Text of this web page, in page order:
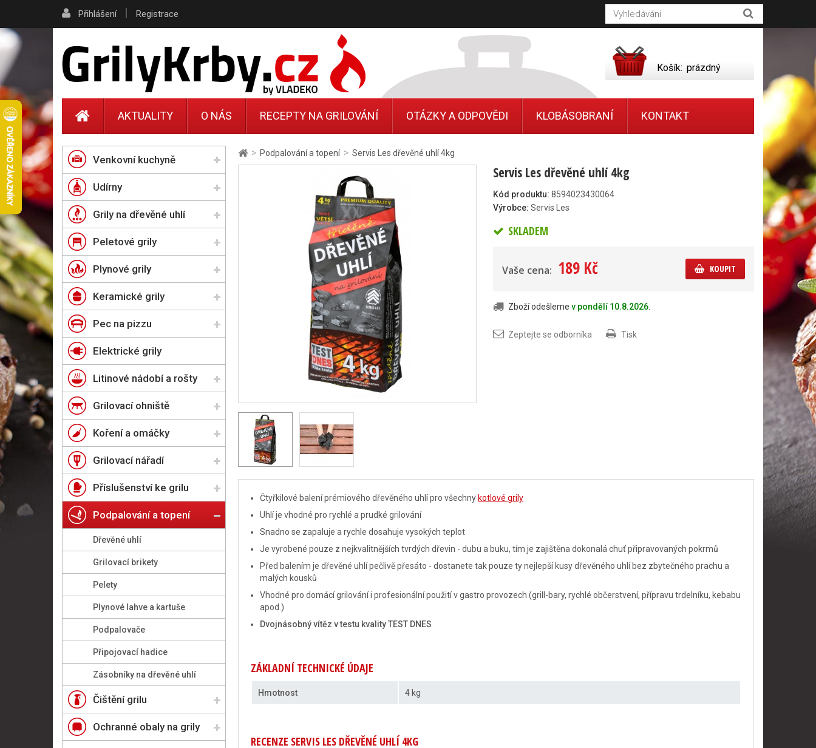
> Podpalování a topení > Servis Les dřevěné uhlí 4kg
Servis Les dřevěné uhlí 4kg
Kód produktu: 8594023430064
Výrobce: Servis Les
SKLADEM
Vaše cena: 189 Kč KOUPIT
Zboží odešleme v pondělí 10.8.2026
Zeptejte se odborníka Tisk
Čtyřkilové balení prémiového dřevěného uhlí pro všechny kotlové grily
Uhlí je vhodné pro rychlé a prudké grilování
Snadno se zapaluje a rychle dosahuje vysokých teplot
Je vyrobené pouze z nejkvalitnějších tvrdých dřevin - dubu a buku, tím je zajištěna dokonalá chuť připravovaných pokrmů
Před balením je dřevěné uhlí pečlivě přesáto - dostanete tak pouze ty nejlepší kusy dřevěného uhlí bez zbytečného prachu a
malých kousků
Vhodné pro domácí grilování i profesionální použití v gastro provozech (grill-bary, rychlé občerstvení, přípravu trdelníku, kebabu
apod.)
Dvojnásobný vítěz v testu kvality TEST DNES
ZÁKLADNÍ TECHNICKÉ ÚDAJE
Hmotnost 4 kg
RECENZE SERVIS LES DŘEVĚNÉ UHLÍ 4KG
Venkovní kuchyně
Udírny
Grily na dřevěné uhlí
Peletové grily
Plynové grily
Keramické grily
Pec na pizzu
Elektrické grily
Litinové nádobí a rošty
Grilovací ohniště
Koření a omáčky
Grilovací nářadí
Příslušenství ke grilu
Podpalování a topení
Dřevěné uhlí
Grilovací brikety
Pelety
Plynové lahve a kartuše
Podpalovače
Připojovací hadice
Zásobníky na dřevěné uhlí
Čištění grilu
Ochranné obaly na grily
Přihlášení | Registrace
Košík: prázdný
AKTUALITY O NÁS RECEPTY NA GRILOVÁNÍ OTÁZKY A ODPOVĚDI KLOBÁSOBRANÍ KONTAKT